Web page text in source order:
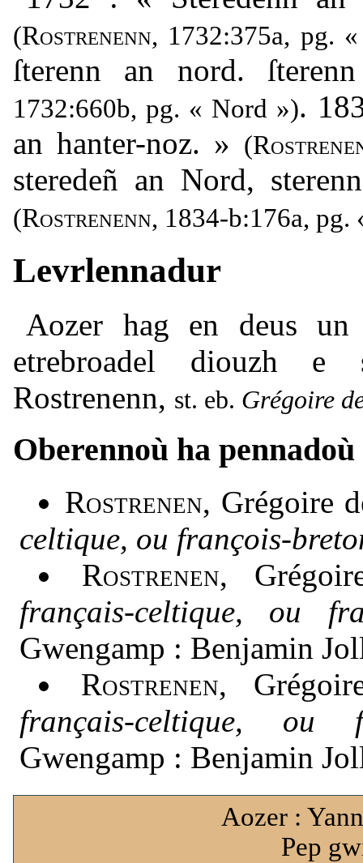
(Rostrenenn, 1732:375a, pg.
ſterenn an nord.
1732:660b, pg. « Nord »).
an hanter-noz. » (
steredeñ an Nord,
(Rostrenenn, 1834-b:176a, pg.
Levrlennadur
Aozer hag en deus
etrebroadel diouzh e
Rostrenenn,
Grégoire
Oberennoù ha pennadoù
Rostrenen, Grégoire
celtique, ou françois-
Rostrenen,
français-celtique, ou
Gwengamp : Benjamin
Rostrenen,
français-celtique, ou
Gwengamp : Benjamin
Aozer :
Pep